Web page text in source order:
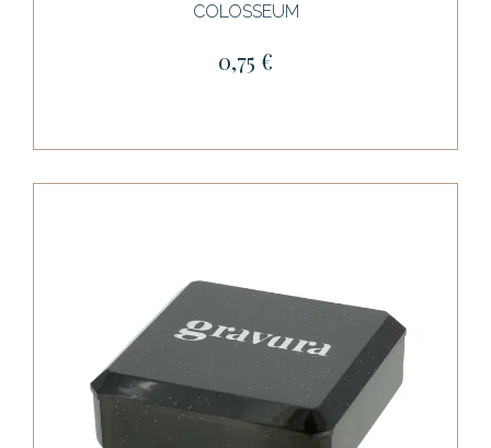
COLOSSEUM
0,75 €